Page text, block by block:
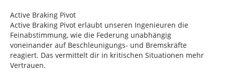
Active Braking Pivot
Active Braking Pivot erlaubt unseren Ingenieuren die
Feinabstimmung, wie die Federung unabhängig
voneinander auf Beschleunigungs- und Bremskräfte
reagiert. Das vermittelt dir in kritischen Situationen mehr
Vertrauen.